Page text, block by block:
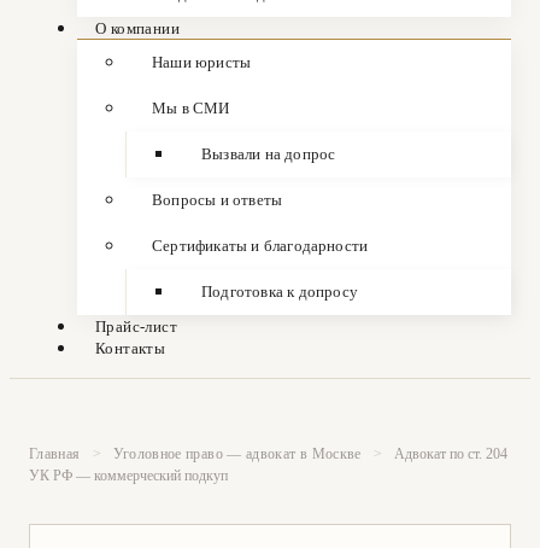
О компании
Наши юристы
Мы в СМИ
Вызвали на допрос
Вопросы и ответы
Сертификаты и благодарности
Подготовка к допросу
Прайс-лист
Контакты
Главная > Уголовное право — адвокат в Москве >
Адвокат по ст. 204
УК РФ — коммерческий подкуп